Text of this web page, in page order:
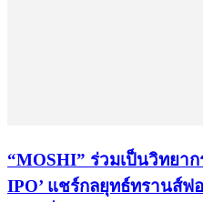
“MOSHI” ร่วมเป็นวิทยา
IPO’ แชร์กลยุทธ์ทรานส์ฟ